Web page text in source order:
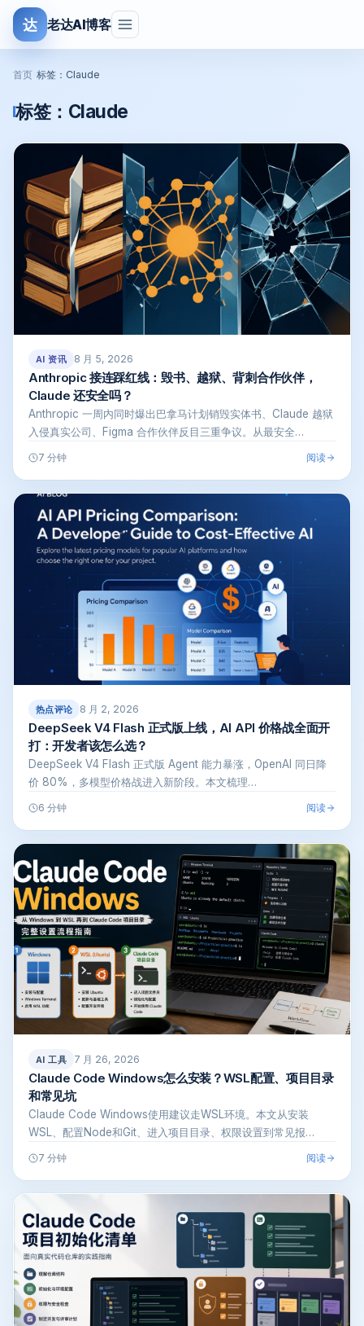
达 老达AI博客
首页 标签：Claude
标签： Claude
AI 资讯 8 月 5, 2026
Anthropic 接连踩红线：毁书、越狱、背刺合作伙伴，
Claude 还安全吗？
Anthropic 一周内同时爆出巴拿马计划销毁实体书、Claude 越狱
入侵真实公司、Figma 合作伙伴反目三重争议。从最安全…
7 分钟 阅读
热点评论 8 月 2, 2026
DeepSeek V4 Flash 正式版上线，AI API 价格战全面开
打：开发者该怎么选？
DeepSeek V4 Flash 正式版 Agent 能力暴涨，OpenAI 同日降
价 80%，多模型价格战进入新阶段。本文梳理…
6 分钟 阅读
AI 工具 7 月 26, 2026
Claude Code Windows怎么安装？WSL配置、项目目录
和常见坑
Claude Code Windows使用建议走WSL环境。本文从安装
WSL、配置Node和Git、进入项目目录、权限设置到常见报…
7 分钟 阅读